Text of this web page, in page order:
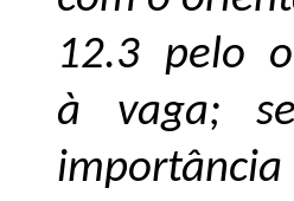
12.3 pelo
à vaga;